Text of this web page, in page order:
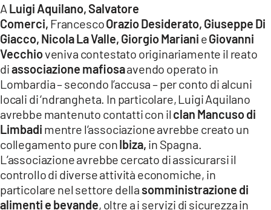
A Luigi Aquilano, Salvatore
Comerci, FrancescoOrazio Desiderato, Giuseppe Di
Giacco, Nicola La Valle, Giorgio Mariani eGiovanni
Vecchioveniva contestato originariamente il reato
diassociazione mafiosaavendo operato in
Lombardia – secondo l’accusa – per conto di alcuni
locali di ‘ndrangheta. In particolare, Luigi Aquilano
avrebbe mantenuto contatti con il clan Mancuso di
Limbadi mentre l’associazione avrebbe creato un
collegamento pure conIbiza, in Spagna.
L’associazione avrebbe cercato di assicurarsi il
controllo di diverse attività economiche, in
particolare nel settore della somministrazione di
alimenti e bevande, oltre a i servizi di sicurezza in